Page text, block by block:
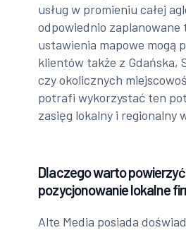
usług w promieniu całej
odpowiednio zaplanowane
ustawienia mapowe mogą
klientów także z Gdańska,
czy okolicznych
potrafi wykorzystać ten
zasięg lokalny i regionalny
Dlaczego warto powierzyć
pozycjonowanie lokalne
Alte Media posiada